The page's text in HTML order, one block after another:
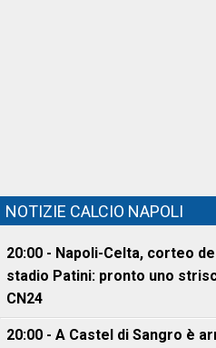
NOTIZIE CALCIO NAPOLI
20:00 - Napoli-Celta, corteo
stadio Patini: pronto uno
CN24
20:00 - A Castel di Sangro è